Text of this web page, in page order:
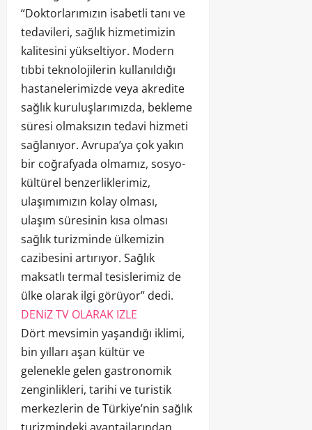
“Doktorlarımızın isabetli tanı ve
tedavileri, sağlık hizmetimizin
kalitesini yükseltiyor. Modern
tıbbi teknolojilerin kullanıldığı
hastanelerimizde veya akredite
sağlık kuruluşlarımızda, bekleme
süresi olmaksızın tedavi hizmeti
sağlanıyor. Avrupa’ya çok yakın
bir coğrafyada olmamız, sosyo-
kültürel benzerliklerimiz,
ulaşımımızın kolay olması,
ulaşım süresinin kısa olması
sağlık turizminde ülkemizin
cazibesini artırıyor. Sağlık
maksatlı termal tesislerimiz de
ülke olarak ilgi görüyor” dedi.
DENiZ TV OLARAK IZLE
Dört mevsimin yaşandığı iklimi,
bin yılları aşan kültür ve
gelenekle gelen gastronomik
zenginlikleri, tarihi ve turistik
merkezlerin de Türkiye’nin sağlık